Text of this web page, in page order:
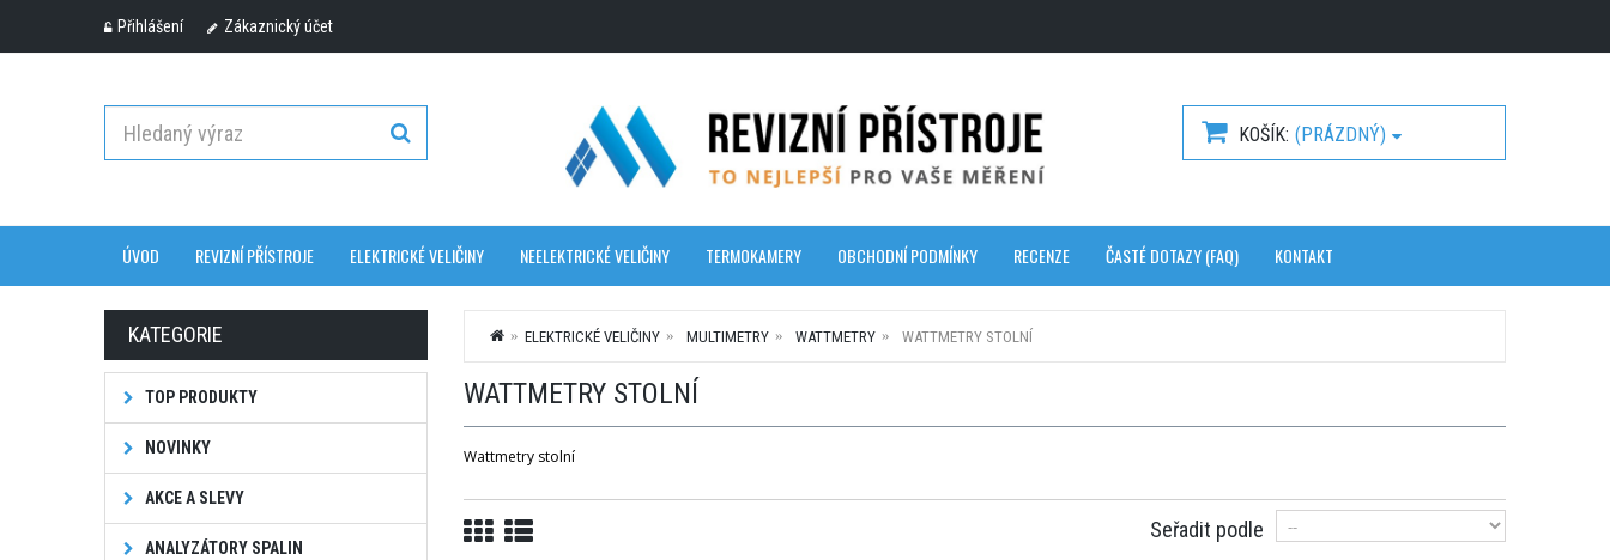
Přihlášení Zákaznický účet
KOŠÍK (PRÁZDNÝ)
ÚVOD REVIZNÍ PŘÍSTROJE ELEKTRICKÉ VELIČINY NEELEKTRICKÉ VELIČINY TERMOKAMERY OBCHODNÍ PODMÍNKY RECENZE ČASTÉ DOTAZY (FAQ) KONTAKT
KATEGORIE
TOP PRODUKTY
NOVINKY
AKCE A SLEVY
ANALYZÁTORY SPALIN
ELEKTRICKÉ VELIČINY MULTIMETRY WATTMETRY WATTMETRY STOLNÍ
WATTMETRY STOLNÍ
Wattmetry stolní
Seřadit podle